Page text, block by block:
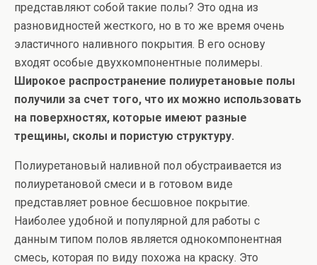
представляют собой такие полы? Это одна из
разновидностей жесткого, но в то же время очень
эластичного наливного покрытия. В его основу
входят особые двухкомпонентные полимеры.
Широкое распространение полиуретановые полы
получили за счет того, что их можно использовать
на поверхностях, которые имеют разные
трещины, сколы и пористую структуру.
Полиуретановый наливной пол обустраивается из
полиуретановой смеси и в готовом виде
представляет ровное бесшовное покрытие.
Наиболее удобной и популярной для работы с
данным типом полов является однокомпонентная
смесь, которая по виду похожа на краску. Это